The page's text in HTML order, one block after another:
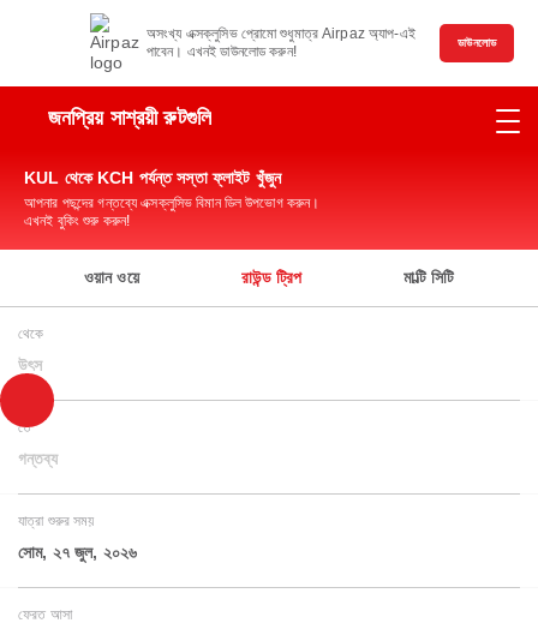
অসংখ্য এক্সক্লুসিভ প্রোমো শুধুমাত্র Airpaz অ্যাপ-এই
পাবেন। এখনই ডাউনলোড করুন!
ডাউনলোড
জনপ্রিয় সাশ্রয়ী রুটগুলি
KUL থেকে KCH পর্যন্ত সস্তা ফ্লাইট খুঁজুন
আপনার পছন্দের গন্তব্যে এক্সক্লুসিভ বিমান ডিল উপভোগ করুন।
এখনই বুকিং শুরু করুন!
ওয়ান ওয়ে রাউন্ড ট্রিপ মাল্টি সিটি
থেকে
উৎস
তে
গন্তব্য
যাত্রা শুরুর সময়
সোম, ২৭ জুল, ২০২৬
ফেরত আসা